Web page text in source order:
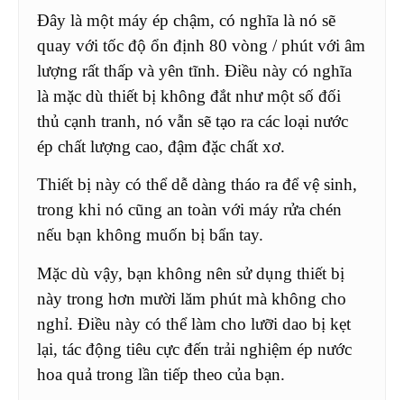
Đây là một máy ép chậm, có nghĩa là nó sẽ
quay với tốc độ ổn định 80 vòng / phút với âm
lượng rất thấp và yên tĩnh. Điều này có nghĩa
là mặc dù thiết bị không đắt như một số đối
thủ cạnh tranh, nó vẫn sẽ tạo ra các loại nước
ép chất lượng cao, đậm đặc chất xơ.
Thiết bị này có thể dễ dàng tháo ra để vệ sinh,
trong khi nó cũng an toàn với máy rửa chén
nếu bạn không muốn bị bẩn tay.
Mặc dù vậy, bạn không nên sử dụng thiết bị
này trong hơn mười lăm phút mà không cho
nghỉ. Điều này có thể làm cho lưỡi dao bị kẹt
lại, tác động tiêu cực đến trải nghiệm ép nước
hoa quả trong lần tiếp theo của bạn.